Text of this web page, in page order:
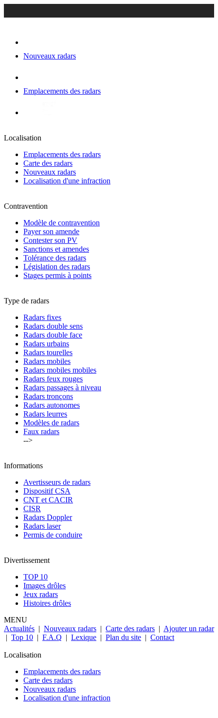
Nouveaux radars
Emplacements des radars
Localisation
Emplacements des radars
Carte des radars
Nouveaux radars
Localisation d'une infraction
Contravention
Modèle de contravention
Payer son amende
Contester son PV
Sanctions et amendes
Tolérance des radars
Législation des radars
Stages permis à points
Type de radars
Radars fixes
Radars double sens
Radars double face
Radars urbains
Radars tourelles
Radars mobiles
Radars mobiles mobiles
Radars feux rouges
Radars passages à niveau
Radars tronçons
Radars autonomes
Radars leurres
Modèles de radars
Faux radars
-->
Informations
Avertisseurs de radars
Dispositif CSA
CNT et CACIR
CISR
Radars Doppler
Radars laser
Permis de conduire
Divertissement
TOP 10
Images drôles
Jeux radars
Histoires drôles
MENU
Actualités | Nouveaux radars | Carte des radars | Ajouter un radar
| Top 10 | F.A.Q | Lexique | Plan du site | Contact
Localisation
Emplacements des radars
Carte des radars
Nouveaux radars
Localisation d'une infraction